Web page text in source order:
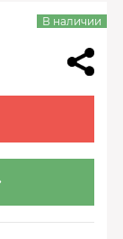
В наличии